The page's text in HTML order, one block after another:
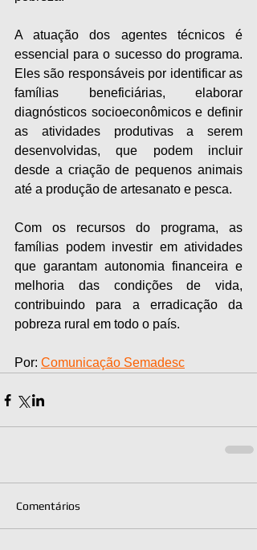
A atuação dos agentes técnicos é
essencial para o sucesso do programa.
Eles são responsáveis por identificar as
famílias beneficiárias, elaborar
diagnósticos socioeconômicos e definir
as atividades produtivas a serem
desenvolvidas, que podem incluir
desde a criação de pequenos animais
até a produção de artesanato e pesca.
Com os recursos do programa, as
famílias podem investir em atividades
que garantam autonomia financeira e
melhoria das condições de vida,
contribuindo para a erradicação da
pobreza rural em todo o país.
Por: Comunicação Semadesc
Comentários